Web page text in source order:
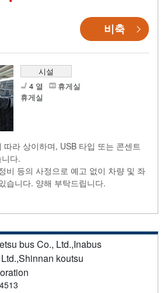
비축
시설
4 열
휴게실
휴게실
따라 상이하며, USB 타입 또는 콘센트
다.
비 등의 사정으로 예고 없이 차량 및 좌
습니다. 양해 부탁드립니다.
bus Co., Ltd.,Inabus
koutsu